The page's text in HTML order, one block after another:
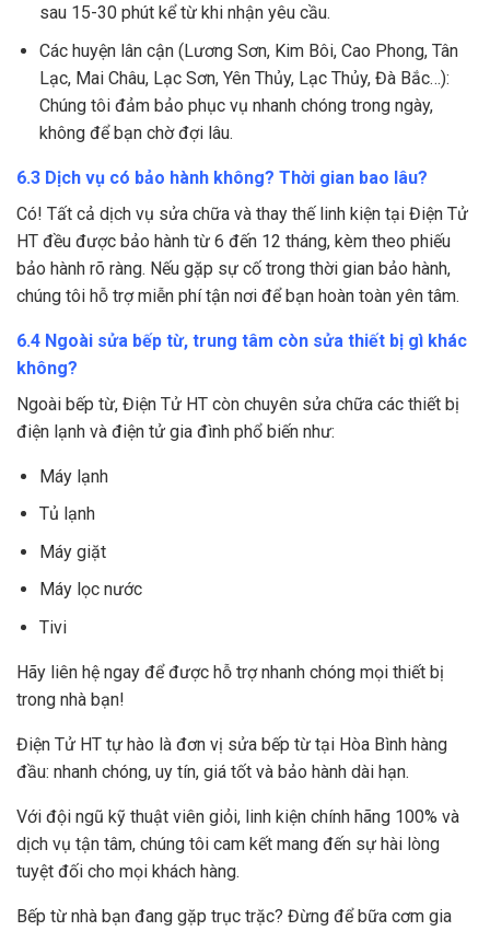
sau 15-30 phút kể từ khi nhận yêu cầu.
Các huyện lân cận (Lương Sơn, Kim Bôi, Cao Phong, Tân
Lạc, Mai Châu, Lạc Sơn, Yên Thủy, Lạc Thủy, Đà Bắc…):
Chúng tôi đảm bảo phục vụ nhanh chóng trong ngày,
không để bạn chờ đợi lâu.
6.3 Dịch vụ có bảo hành không? Thời gian bao lâu?
Có! Tất cả dịch vụ sửa chữa và thay thế linh kiện tại Điện Tử
HT đều được bảo hành từ 6 đến 12 tháng, kèm theo phiếu
bảo hành rõ ràng. Nếu gặp sự cố trong thời gian bảo hành,
chúng tôi hỗ trợ miễn phí tận nơi để bạn hoàn toàn yên tâm.
6.4 Ngoài sửa bếp từ, trung tâm còn sửa thiết bị gì khác
không?
Ngoài bếp từ, Điện Tử HT còn chuyên sửa chữa các thiết bị
điện lạnh và điện tử gia đình phổ biến như:
Máy lạnh
Tủ lạnh
Máy giặt
Máy lọc nước
Tivi
Hãy liên hệ ngay để được hỗ trợ nhanh chóng mọi thiết bị
trong nhà bạn!
Điện Tử HT tự hào là đơn vị sửa bếp từ tại Hòa Bình hàng
đầu: nhanh chóng, uy tín, giá tốt và bảo hành dài hạn.
Với đội ngũ kỹ thuật viên giỏi, linh kiện chính hãng 100% và
dịch vụ tận tâm, chúng tôi cam kết mang đến sự hài lòng
tuyệt đối cho mọi khách hàng.
Bếp từ nhà bạn đang gặp trục trặc? Đừng để bữa cơm gia